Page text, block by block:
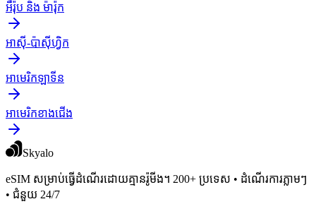
អឺរ៉ុប និង ម៉ារ៉ុក
អាស៊ី-ប៉ាស៊ីហ្វិក
អាមេរិកឡាទីន
អាមេរិក​ខាង​ជើង
Skyalo
eSIM សម្រាប់ធ្វើដំណើរដោយគ្មានរ៉ូមីង។ 200+ ប្រទេស • ដំណើរការភ្លាមៗ
• ជំនួយ 24/7